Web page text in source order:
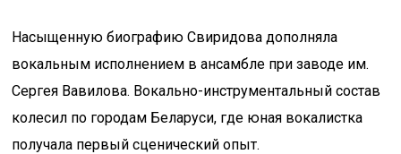
Насыщенную биографию Свиридова дополняла
вокальным исполнением в ансамбле при заводе им.
Сергея Вавилова. Вокально-инструментальный состав
колесил по городам Беларуси, где юная вокалистка
получала первый сценический опыт.